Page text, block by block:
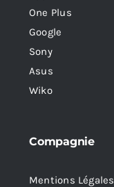
One Plus
Google
Sony
Asus
Wiko
Compagnie
Mentions Légales